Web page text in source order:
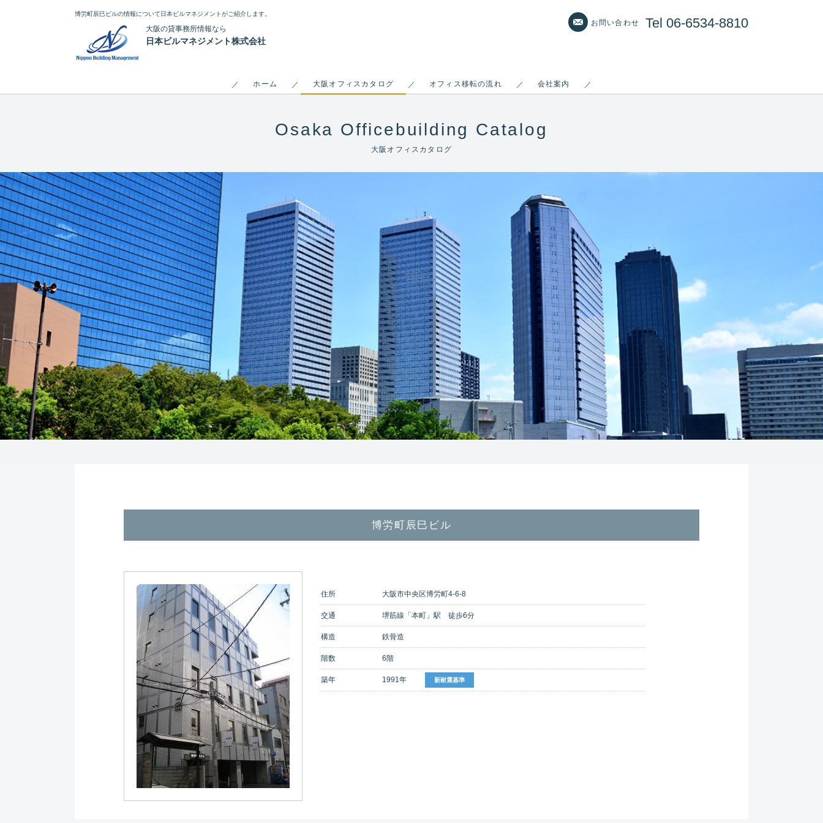
博労町辰巳ビルの情報について日本ビルマネジメントがご紹介します。
Tel 06-6534-8810
お問い合わせ
大阪の貸事務所情報なら
日本ビルマネジメント株式会社
／ ホーム ／ 大阪オフィスカタログ ／ オフィス移転の流れ ／ 会社案内 ／
Osaka Officebuilding Catalog
大阪オフィスカタログ
博労町辰巳ビル
住所 大阪市中央区博労町4-6-8
交通 堺筋線「本町」駅 徒歩6分
構造 鉄骨造
階数 6階
築年 1991年 新耐震基準